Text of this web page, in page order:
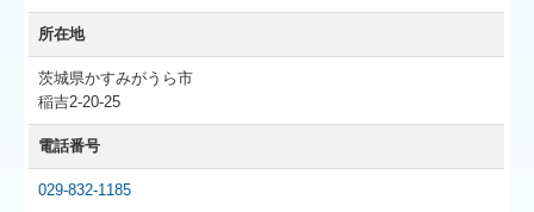
所在地
茨城県かすみがうら市
稲吉2-20-25
電話番号
029-832-1185